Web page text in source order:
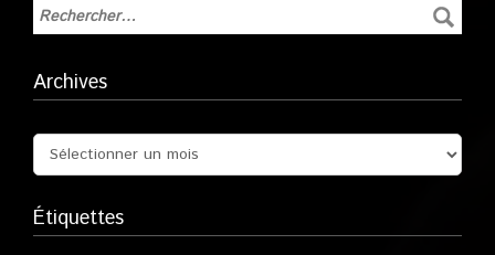
Archives
Étiquettes